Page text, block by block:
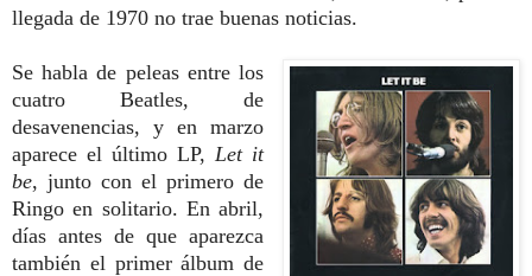
llegada de 1970 no trae buenas noticias.
Se habla de peleas entre los
cuatro Beatles, de
desavenencias, y en marzo
aparece el último LP, Let it
be, junto con el primero de
Ringo en solitario. En abril,
días antes de que aparezca
también el primer álbum de